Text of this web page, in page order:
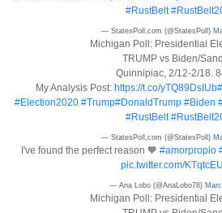
#RustBelt
— StatesPoll,com (@StatesPoll)
Michigan Poll: Presidential
TRUMP vs Biden/
Quinnipiac, 2/12-2/18.
My Analysis Post: https://t.co/yTQ89DsIUb
#Election2020 #Trump#DonaldTrump #Biden
#RustBelt
— StatesPoll,com (@StatesPoll)
I've found the perfect reason 🧡 #amorpropio
pic.twitter.com/
— Ana Lobo (@AnaLobo78)
Michigan Poll: Presidential